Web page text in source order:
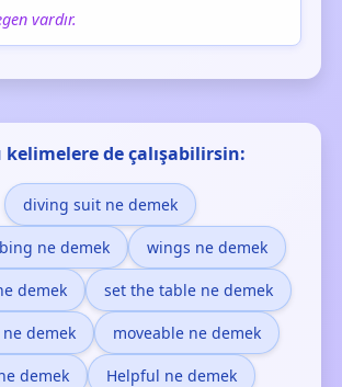
vardır.
kelimelere de çalışabilirsin:
diving suit ne demek
ne demek wings ne demek
demek set the table ne demek
demek moveable ne demek
demek Helpful ne demek